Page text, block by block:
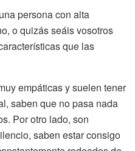
persona con alta
o quizás seáis vosotros
que las
empáticas y suelen tener
saben que no pasa nada
Por otro lado, son
saben estar consigo